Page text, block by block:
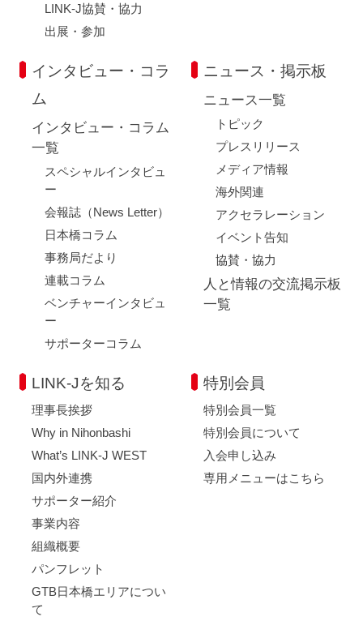
LINK-J協賛・協力
出展・参加
インタビュー・コラ
ム
インタビュー・コラム
一覧
スペシャルインタビュ
ー
会報誌（News Letter）
日本橋コラム
事務局だより
連載コラム
ベンチャーインタビュ
ー
サポーターコラム
ニュース・掲示板
ニュース一覧
トピック
プレスリリース
メディア情報
海外関連
アクセラレーション
イベント告知
協賛・協力
人と情報の交流掲示板
一覧
LINK-Jを知る
理事長挨拶
Why in Nihonbashi
What’s LINK-J WEST
国内外連携
サポーター紹介
事業内容
組織概要
パンフレット
GTB日本橋エリアについ
て
特別会員
特別会員一覧
特別会員について
入会申し込み
専用メニューはこちら